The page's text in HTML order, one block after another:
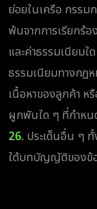
ย่อยในเครือ กรรม
พ้นจากการเรียกร้อ
และค่าธรรมเนียม
ธรรมเนียมทางกฎ
เนื้อหาของลูกค้า ห
ผูกพันใด ๆ ที่กำหน
26. ประเด็นอื่น ๆ
ใต้บทบัญญัติของข้อ